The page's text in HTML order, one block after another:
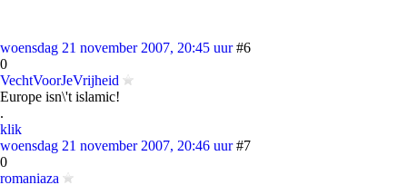
woensdag 21 november 2007, 20:45 uur #6
0
VechtVoorJeVrijheid
Europe isn\'t islamic!
.
klik
woensdag 21 november 2007, 20:46 uur #7
0
romaniaza